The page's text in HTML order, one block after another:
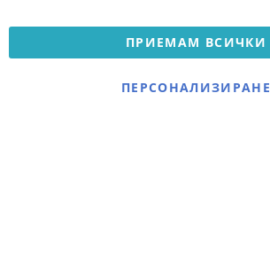
Електронен магазин
разработен и поддържан
ПРИЕМАМ ВСИЧКИ
ПЕРСОНАЛИЗИРАНЕ